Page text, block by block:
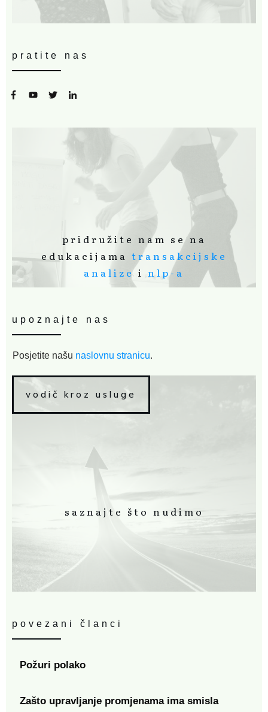
pratite nas
pridružite nam se na
edukacijama transakcijske
analizei nlp-a
upoznajte nas
Posjetite našu naslovnu stranicu.
vodič kroz usluge
saznajte što nudimo
povezani članci
Požuri polako
Zašto upravljanje promjenama ima smisla